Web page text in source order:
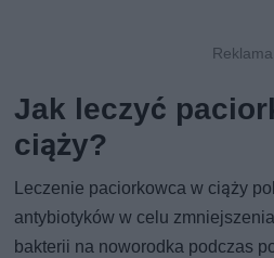
Jak leczyć
ciąży?
Leczenie paciorkowca w ciąży
antybiotyków w celu
bakterii na noworodka podczas